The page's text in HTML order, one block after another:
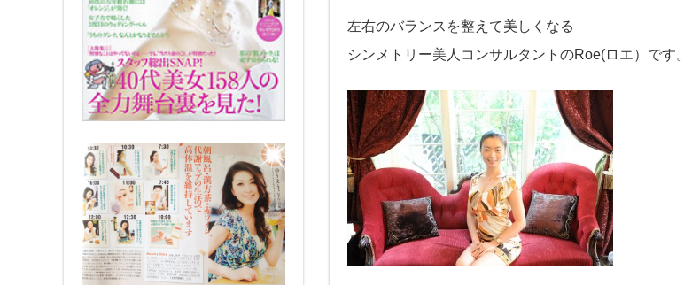
左右のバランスを整えて美しくなる
シンメトリー美人コンサルタントのRoe(ロエ）です。